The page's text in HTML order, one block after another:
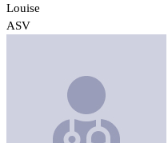
Louise
ASV